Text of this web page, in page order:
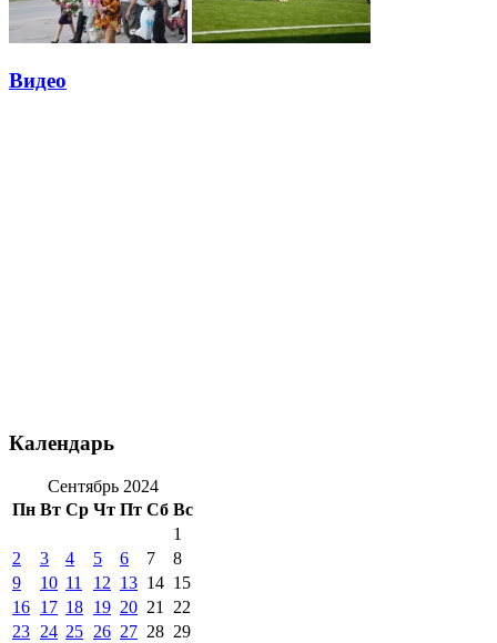
Видео
Календарь
Сентябрь 2024
Пн Вт Ср Чт Пт Сб Вс
1
2
3 4 5 6 7
8
9
10 11 12 13 14 15
16 17 18 19 20 21
22
23 24 25 26 27 28 29